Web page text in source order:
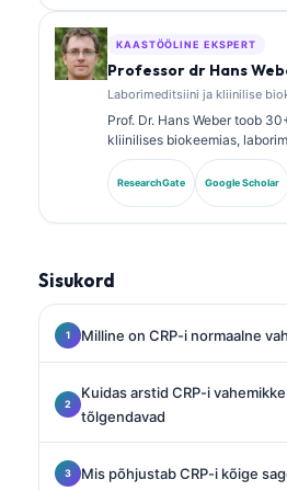
KAASTÖÖLINE EKSPERT
Professor dr Hans
Laborimeditsiini ja kliinilise
Prof. Dr. Hans Weber toob
kliinilises biokeemias,
uurimises. Ta oli varem
president ning on
paneelide analüüsile,
ResearchGate Google Scholar
Sisukord
Milline on CRP-i normaalne
Kuidas arstid CRP-i
tõlgendavad
Mis põhjustab CRP-i kõige